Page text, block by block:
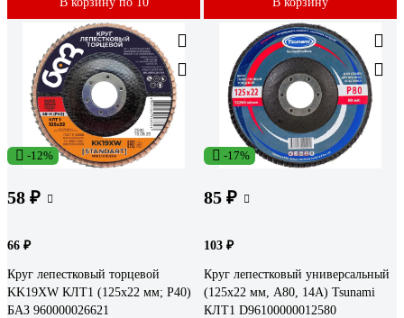
-12%
58 ₽
66 ₽
Круг лепестковый торцевой
KK19XW КЛТ1 (125х22 мм; P40)
БАЗ 960000026621
-17%
85 ₽
103 ₽
Круг лепестковый универсальный
(125х22 мм, А80, 14А) Tsunami
КЛТ1 D96100000012580